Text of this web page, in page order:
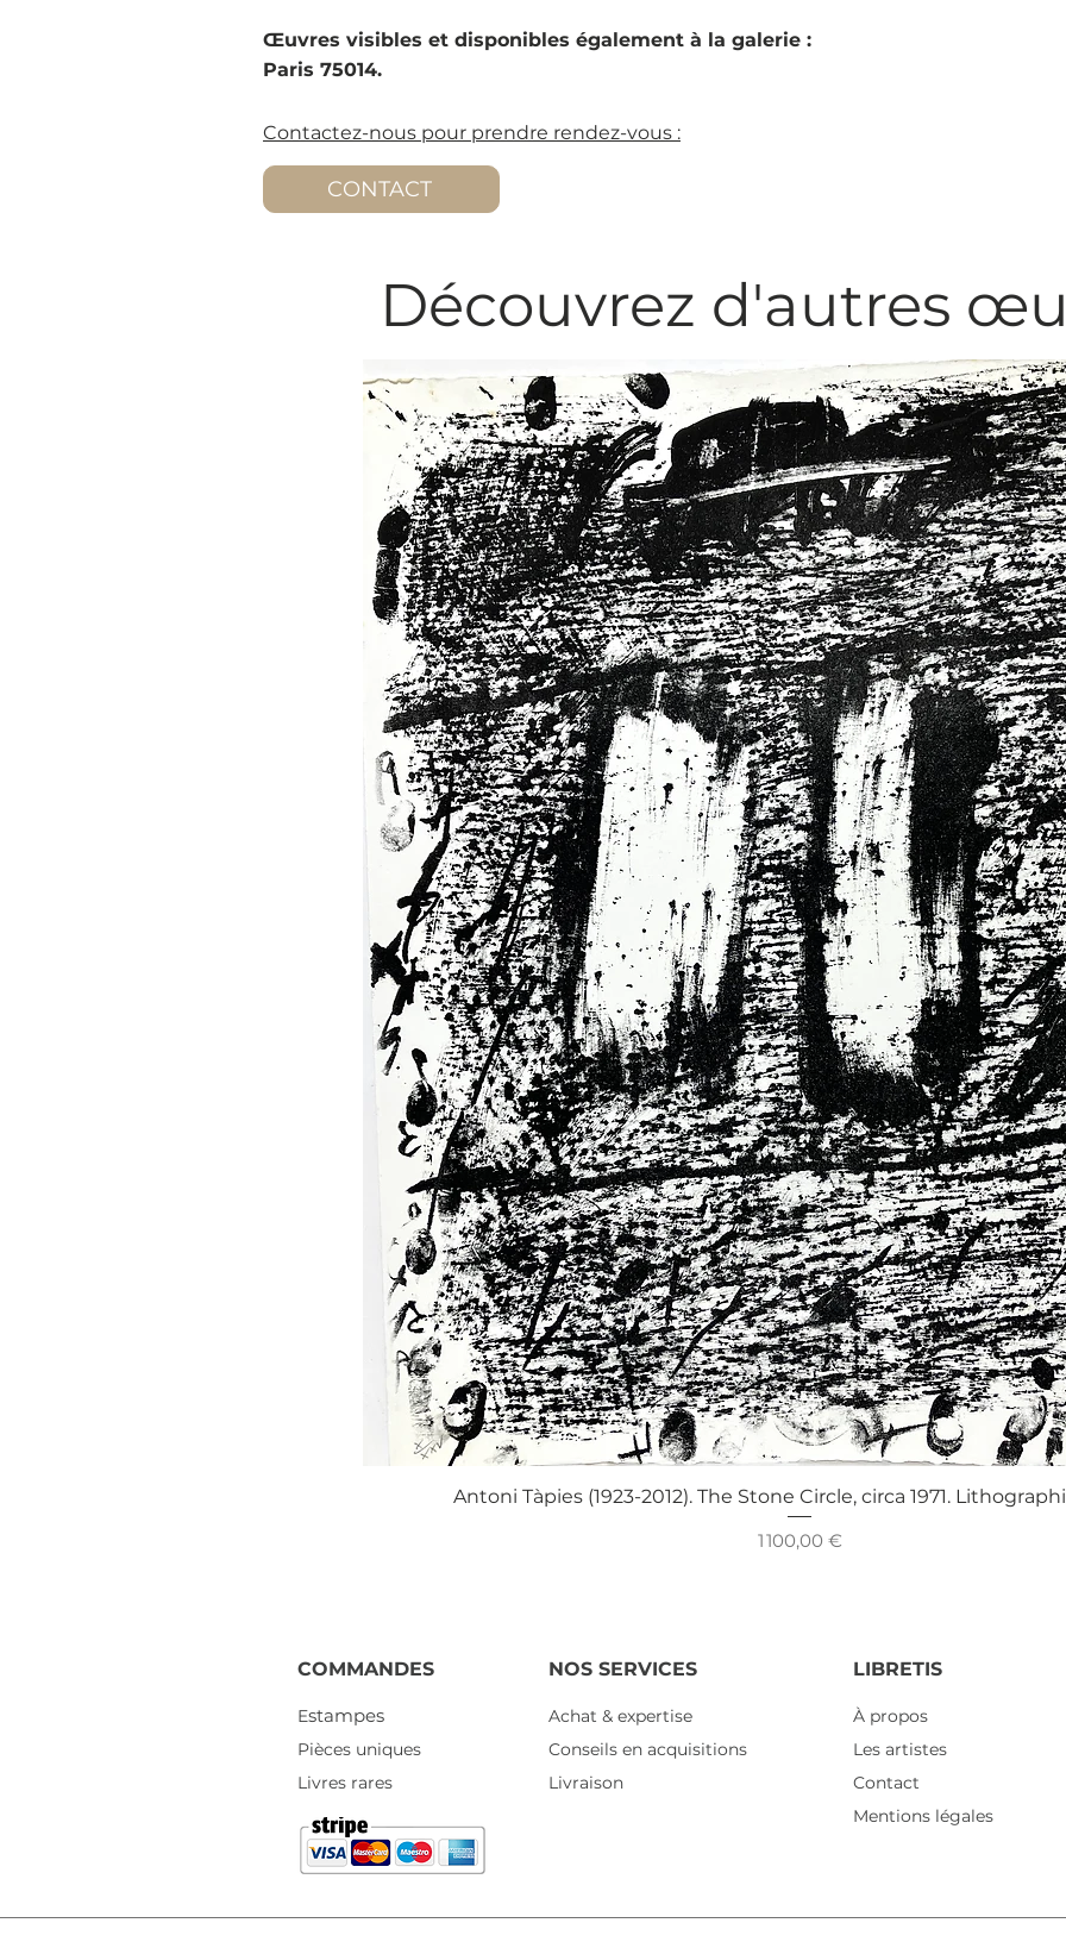
Œuvres visibles et disponibles également à la galerie :
Paris 75014.
Contactez-nous pour prendre rendez-vous :
CONTACT
Aperçu rapide
Antoni Tàpies (1923-2012). The Stone Circle, circa 1971.
Prix
1 100,00 €
Découvrez d'autres
COMMANDES
Estampes
Pièces uniques
Livres rares
NOS SERVICES
Achat & expertise
Conseils en acquisitions
Livraison
LIBRETIS
À propos
Les artistes
Contact
Mentions légales